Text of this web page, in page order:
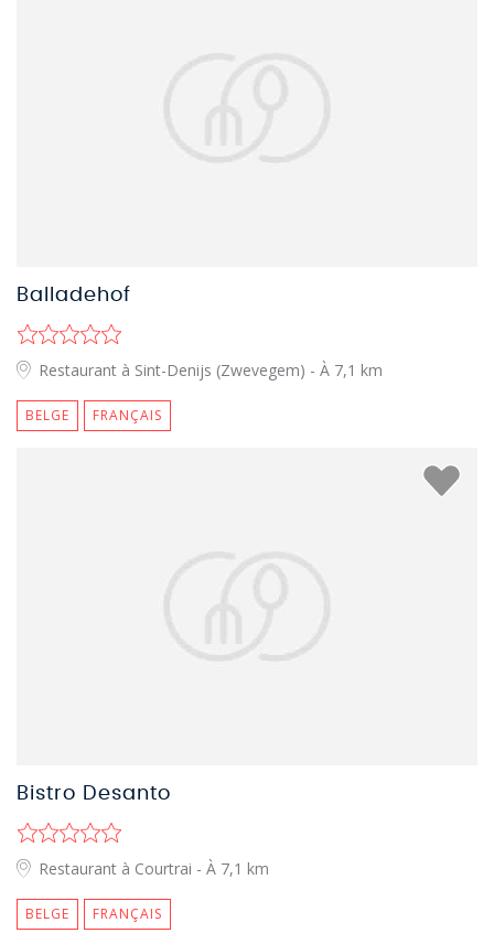
Balladehof
Restaurant à Sint-Denijs (Zwevegem) - À 7,1 km
BELGE FRANÇAIS
Bistro Desanto
Restaurant à Courtrai - À 7,1 km
BELGE FRANÇAIS